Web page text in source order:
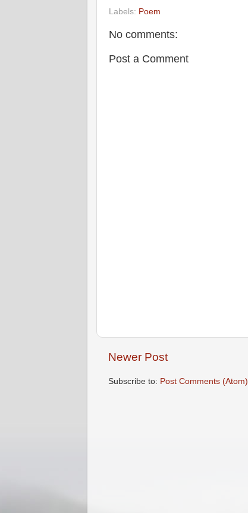
Labels: Poem
No comments:
Post a Comment
Newer Post
Subscribe to: Post Comments (Atom)